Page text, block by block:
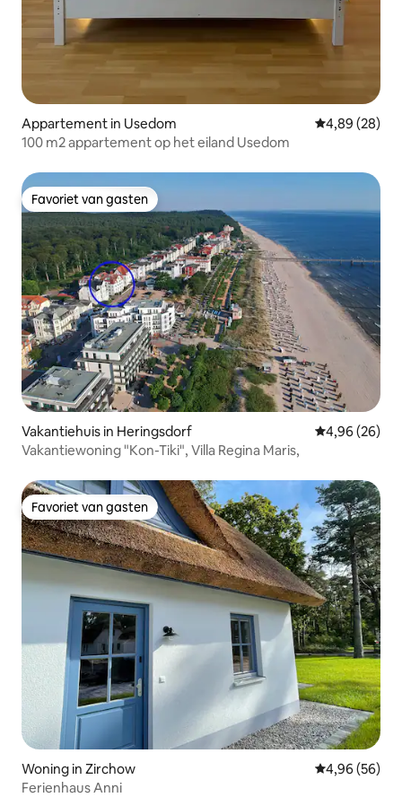
Appartement in Usedom Gemiddelde
4,89 (28)
100 m2 appartement op het eiland Usedom
Favoriet van gasten
Favoriet van gasten
Vakantiehuis in Heringsdorf Gemiddelde
4,96 (26)
Vakantiewoning "Kon-Tiki", Villa Regina Maris,
Favoriet van gasten
Favoriet van gasten
Woning in Zirchow Gemiddelde
4,96 (56)
Ferienhaus Anni